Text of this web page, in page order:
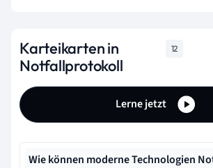
Karteikarten in
Notfallprotokoll
12
Lerne jetzt
Wie können moderne Technologien